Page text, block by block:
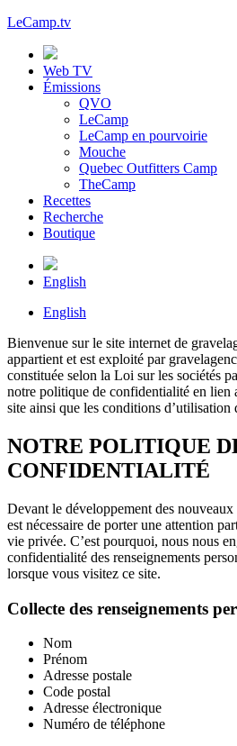
LeCamp.tv
Web TV
Émissions
QVO
LeCamp
LeCamp en pourvoirie
Mouche
Quebec Outfitters Camp
TheCamp
Recettes
Recherche
Boutique
English
English
Bienvenue sur le site internet de
appartient et est exploité par
constituée selon la Loi sur les sociétés
notre politique de confidentialité en lien
site ainsi que les conditions d’utilisation
NOTRE POLITIQUE
CONFIDENTIALITÉ
Devant le développement des
est nécessaire de porter une attention
vie privée. C’est pourquoi, nous nous
confidentialité des renseignements
lorsque vous visitez ce site.
Collecte des renseignements
Nom
Prénom
Adresse postale
Code postal
Adresse électronique
Numéro de téléphone